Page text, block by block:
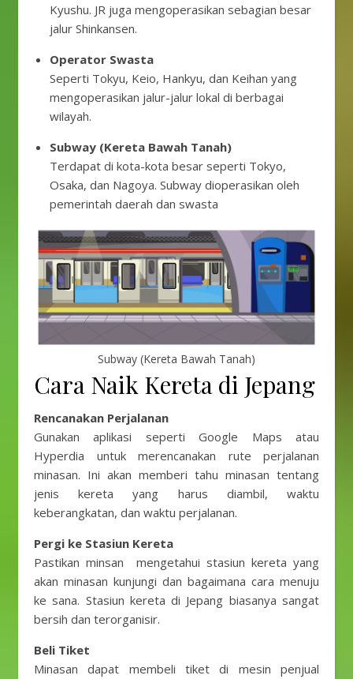
Kyushu. JR juga mengoperasikan sebagian besar
jalur Shinkansen.
Operator Swasta
Seperti Tokyu, Keio, Hankyu, dan Keihan yang
mengoperasikan jalur-jalur lokal di berbagai
wilayah.
Subway (Kereta Bawah Tanah)
Terdapat di kota-kota besar seperti Tokyo,
Osaka, dan Nagoya. Subway dioperasikan oleh
pemerintah daerah dan swasta
Subway (Kereta Bawah Tanah)
Cara Naik Kereta di Jepang
Rencanakan Perjalanan
Gunakan aplikasi seperti Google Maps atau
Hyperdia untuk merencanakan rute perjalanan
minasan. Ini akan memberi tahu minasan tentang
jenis kereta yang harus diambil, waktu
keberangkatan, dan waktu perjalanan.
Pergi ke Stasiun Kereta
Pastikan minsan mengetahui stasiun kereta yang
akan minasan kunjungi dan bagaimana cara menuju
ke sana. Stasiun kereta di Jepang biasanya sangat
bersih dan terorganisir.
Beli Tiket
Minasan dapat membeli tiket di mesin penjual